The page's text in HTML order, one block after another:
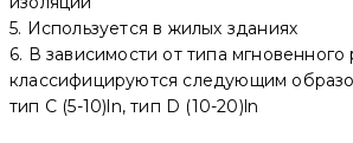
5. Используется в жилых зданиях
6. В зависимости от типа мгновенного
классифицируются следующим
тип C (5-10)ln, тип D (10-20)ln